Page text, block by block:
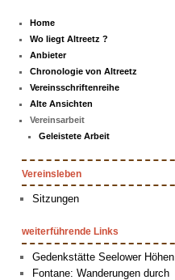
Home
Wo liegt Altreetz ?
Anbieter
Chronologie von Altreetz
Vereinsschriftenreihe
Alte Ansichten
Vereinsarbeit
Geleistete Arbeit
Vereinsleben
Sitzungen
weiterführende Links
Gedenkstätte Seelower Höhen
Fontane: Wanderungen durch